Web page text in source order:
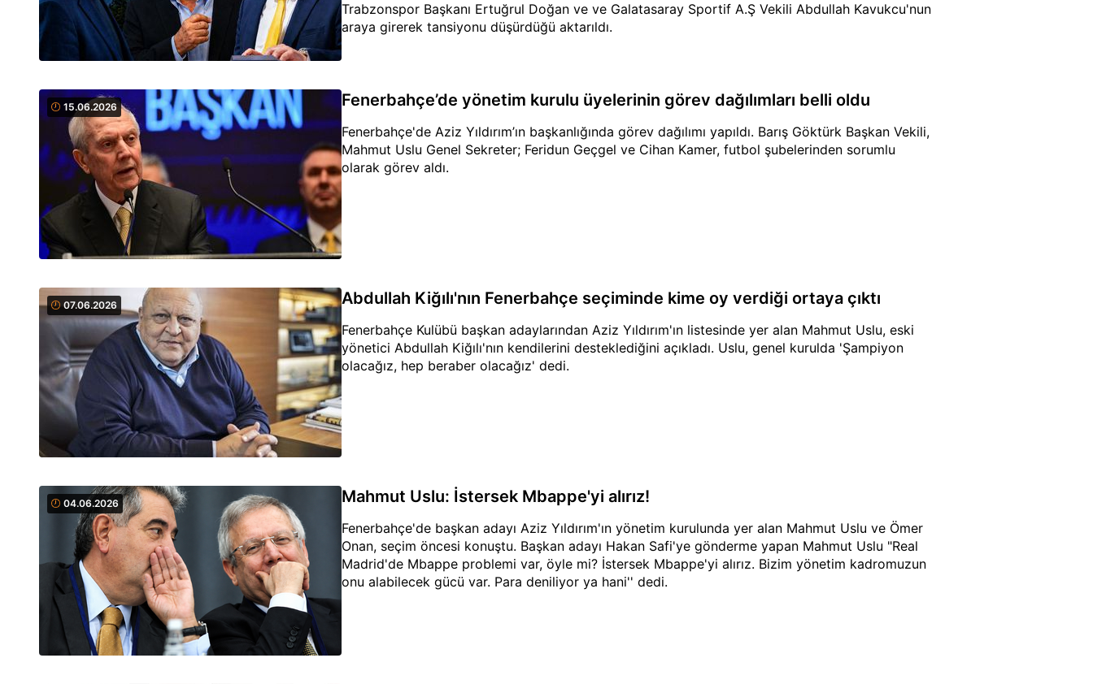
Trabzonspor Başkanı Ertuğrul Doğan ve ve Galatasaray Sportif A.Ş Vekili Abdullah Kavukcu'nun
araya girerek tansiyonu düşürdüğü aktarıldı.
15.06.2026 Fenerbahçe’de yönetim kurulu üyelerinin görev dağılımları belli oldu
Fenerbahçe'de Aziz Yıldırım’ın başkanlığında görev dağılımı yapıldı. Barış Göktürk Başkan Vekili,
Mahmut Uslu Genel Sekreter; Feridun Geçgel ve Cihan Kamer, futbol şubelerinden sorumlu
olarak görev aldı.
07.06.2026 Abdullah Kiğılı'nın Fenerbahçe seçiminde kime oy verdiği ortaya çıktı
Fenerbahçe Kulübü başkan adaylarından Aziz Yıldırım'ın listesinde yer alan Mahmut Uslu, eski
yönetici Abdullah Kiğılı'nın kendilerini desteklediğini açıkladı. Uslu, genel kurulda 'Şampiyon
olacağız, hep beraber olacağız' dedi.
04.06.2026 Mahmut Uslu: İstersek Mbappe'yi alırız!
Fenerbahçe'de başkan adayı Aziz Yıldırım'ın yönetim kurulunda yer alan Mahmut Uslu ve Ömer
Onan, seçim öncesi konuştu. Başkan adayı Hakan Safi'ye gönderme yapan Mahmut Uslu "Real
Madrid'de Mbappe problemi var, öyle mi? İstersek Mbappe'yi alırız. Bizim yönetim kadromuzun
onu alabilecek gücü var. Para deniliyor ya hani'' dedi.